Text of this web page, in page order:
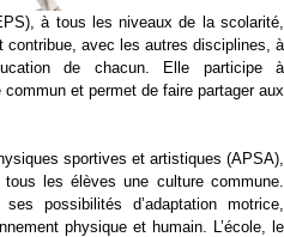
à tous les niveaux de la scolarité,
avec les autres disciplines, à
de chacun. Elle participe à
et permet de faire partager aux
sportives et artistiques (APSA),
tous les élèves une culture commune.
possibilités d’adaptation motrice,
physique et humain. L’école, le